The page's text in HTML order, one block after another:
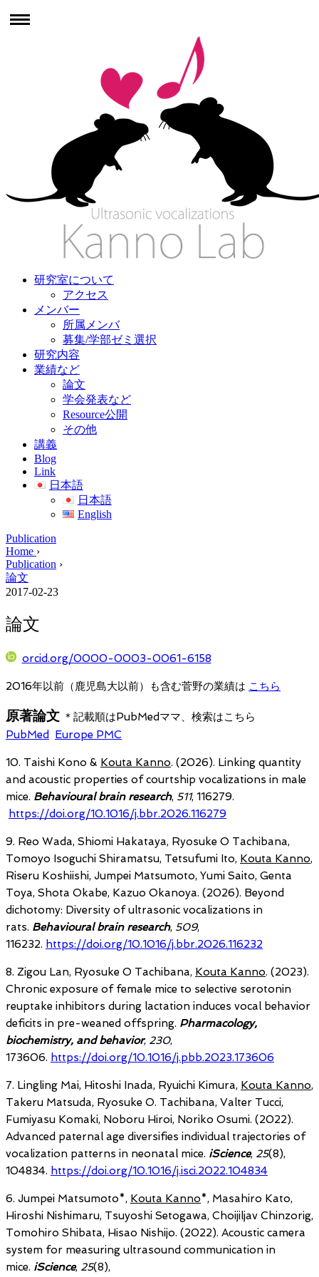
研究室について
アクセス
メンバー
所属メンバ
募集/学部ゼミ選択
研究内容
業績など
論文
学会発表など
Resource公開
その他
講義
Blog
Link
日本語
日本語
English
Publication
Home ›
Publication ›
論文
2017-02-23
論文
orcid.org/0000-0003-0061-6158
2016年以前（鹿児島大以前）も含む菅野の業績は こちら
原著論文 ＊記載順はPubMedママ、検索はこちら
PubMed
Europe PMC
10. Taishi Kono & Kouta Kanno. (2026). Linking quantity
and acoustic properties of courtship vocalizations in male
mice. Behavioural brain research, 511, 116279.
https://doi.org/10.1016/j.bbr.2026.116279
9. Reo Wada, Shiomi Hakataya, Ryosuke O Tachibana,
Tomoyo Isoguchi Shiramatsu, Tetsufumi Ito, Kouta Kanno,
Riseru Koshiishi, Jumpei Matsumoto, Yumi Saito, Genta
Toya, Shota Okabe, Kazuo Okanoya. (2026). Beyond
dichotomy: Diversity of ultrasonic vocalizations in
rats. Behavioural brain research, 509,
116232. https://doi.org/10.1016/j.bbr.2026.116232
8. Zigou Lan, Ryosuke O Tachibana, Kouta Kanno. (2023).
Chronic exposure of female mice to selective serotonin
reuptake inhibitors during lactation induces vocal behavior
deficits in pre-weaned offspring. Pharmacology,
biochemistry, and behavior, 230,
173606. https://doi.org/10.1016/j.pbb.2023.173606
7. Lingling Mai, Hitoshi Inada, Ryuichi Kimura, Kouta Kanno,
Takeru Matsuda, Ryosuke O. Tachibana, Valter Tucci,
Fumiyasu Komaki, Noboru Hiroi, Noriko Osumi. (2022).
Advanced paternal age diversifies individual trajectories of
vocalization patterns in neonatal mice. iScience, 25(8),
104834. https://doi.org/10.1016/j.isci.2022.104834
6. Jumpei Matsumoto*, Kouta Kanno*, Masahiro Kato,
Hiroshi Nishimaru, Tsuyoshi Setogawa, Choijiljav Chinzorig,
Tomohiro Shibata, Hisao Nishijo. (2022). Acoustic camera
system for measuring ultrasound communication in
mice. iScience, 25(8),